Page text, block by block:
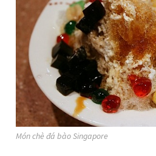
Món chè đá bào Singapore